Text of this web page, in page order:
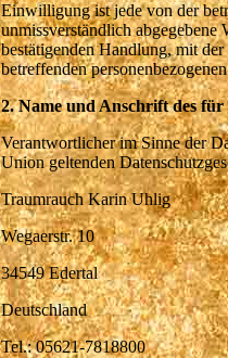
Einwilligung ist jede von der
unmissverständlich
bestätigenden Handlung, mit
betreffenden
2. Name und Anschrift des
Verantwortlicher im Sinne der
Union geltenden
Traumrauch Karin Uhlig
Wegaerstr. 10
34549 Edertal
Deutschland
Tel.: 05621-7818800